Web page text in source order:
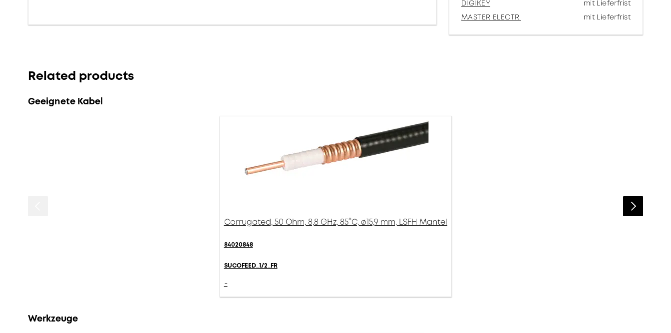
DIGIKEY
mit Lieferfrist
MASTER ELECTR.
mit Lieferfrist
Related products
Geeignete Kabel
Corrugated, 50 Ohm, 8,8 GHz, 85°C, ø15,9 mm, LSFH Mantel
84020848
SUCOFEED_1/2_FR
-
Werkzeuge